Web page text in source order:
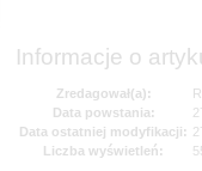
Informacje o
Zredagował(a):
Data powstania:
Data ostatniej modyfikacji:
Liczba wyświetleń: